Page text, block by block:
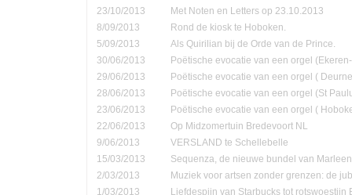
23/10/2013
Met Noten en Letters op 23.10.2013
8/09/2013
Rond de kiosk te Hoboken.
5/09/2013
Als Quirilian bij de Orde van de Prince.
30/06/2013
Poëtische evocatie van een orgel
29/06/2013
Poëtische evocatie van een orgel (
28/06/2013
Poëtische evocatie van een orgel (St
23/06/2013
Poëtische evocatie van een orgel (
22/06/2013
Op Midzomertuin Bredevoort NL
9/06/2013
VERSLAND te Schellebelle
15/03/2013
Sequenza, de nieuwe bundel van
2/03/2013
Muziek voor artsen zonder grenzen: de
1/03/2013
Liefdespijn van Starbucks tot rotswoestijn